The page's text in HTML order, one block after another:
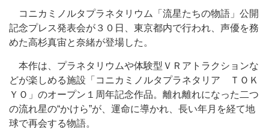
コニカミノルタプラネタリウム「流星たちの物語」公開
記念プレス発表会が３０日、東京都内で行われ、声優を務
めた高杉真宙と奈緒が登場した。
本作は、プラネタリウムや体験型ＶＲアトラクションな
どが楽しめる施設「コニカミノルタプラネタリア ＴＯＫ
ＹＯ」のオープン１周年記念作品。離れ離れになった二つ
の流れ星の“かけら”が、運命に導かれ、長い年月を経て地
球で再会する物語。